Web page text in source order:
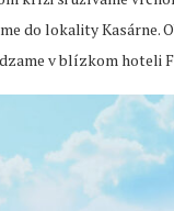
do lokality Kasárne.
v blízkom hoteli